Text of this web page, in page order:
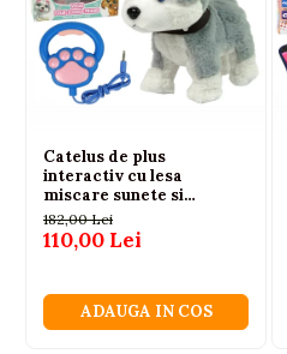
Catelus de plus
interactiv cu lesa
miscare sunete si
melodii, 3 ani+
182,00 Lei
110,00 Lei
ADAUGA IN COS